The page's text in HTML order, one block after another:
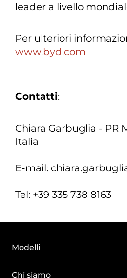
leader a livello
Per ulteriori
www.byd.com
Contatti:
Chiara Garbuglia - PR
Italia
E-mail:
Tel: +39 335 738 8163
Modelli
Chi siamo